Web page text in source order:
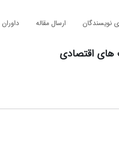
نویسندگان ارسال مقاله داوران
های اقتصادی